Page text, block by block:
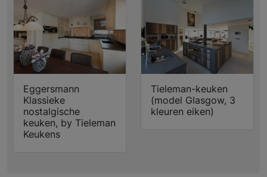
Eggersmann
Klassieke
nostalgische
keuken, by Tieleman
Keukens
Tieleman-keuken
(model Glasgow, 3
kleuren eiken)